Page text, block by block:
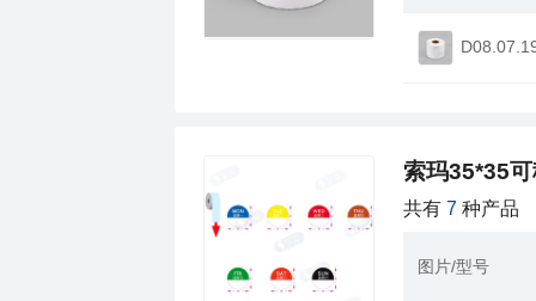
索玛35*35
共有7 种产品
图片/型号